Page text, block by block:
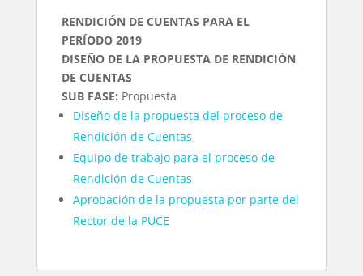
RENDICIÓN DE CUENTAS PARA EL
PERÍODO 2019
DISEÑO DE LA PROPUESTA DE RENDICIÓN
DE CUENTAS
SUB FASE: Propuesta
Diseño de la propuesta del proceso de
Rendición de Cuentas
Equipo de trabajo para el proceso de
Rendición de Cuentas
Aprobación de la propuesta por parte del
Rector de la PUCE